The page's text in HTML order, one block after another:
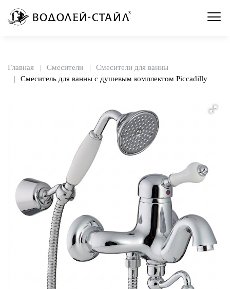
Главная Смесители
Смесители для ванны
Смеситель для ванны с душевым комплектом Piccadilly